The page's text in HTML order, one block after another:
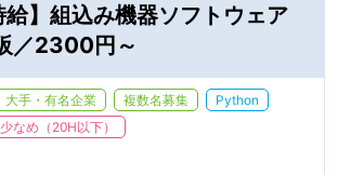
給】組込み機器ソフトウェア
／2300円～
大手・有名企業 複数名募集
Python
なめ（20H以下）